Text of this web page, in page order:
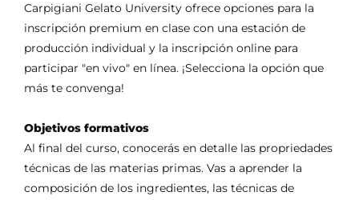
Carpigiani Gelato University ofrece opciones para la
inscripción premium en clase con una estación de
producción individual y la inscripción online para
participar "en vivo" en línea. ¡Selecciona la opción que
más te convenga!
Objetivos formativos
Al final del curso, conocerás en detalle las propriedades
técnicas de las materias primas. Vas a aprender la
composición de los ingredientes, las técnicas de